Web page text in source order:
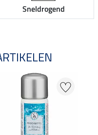
Sneldrogend